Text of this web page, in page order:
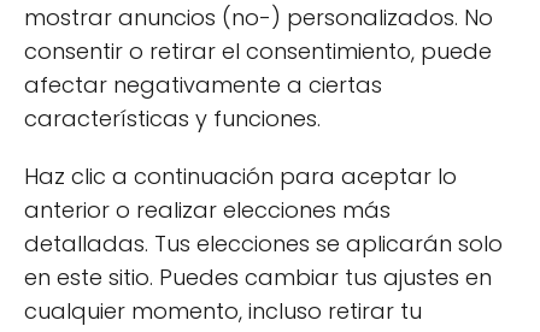
mostrar anuncios (no-) personalizados. No
consentir o retirar el consentimiento, puede
afectar negativamente a ciertas
características y funciones.
Haz clic a continuación para aceptar lo
anterior o realizar elecciones más
detalladas. Tus elecciones se aplicarán solo
en este sitio. Puedes cambiar tus ajustes en
cualquier momento, incluso retirar tu
¿Para qué sirve la harina de
avena integral en la cocina?
La harina de avena integral es un ingrediente
versátil que se puede utilizar en diversas
preparaciones culinarias. Su uso no se limita a
la repostería; también puede ser un excelente
sustituto de la harina de trigo en muchas